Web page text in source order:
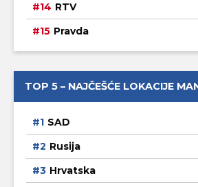
RTV
Pravda
TOP 5 – NAJČEŠĆE LOKACIJE
SAD
Rusija
Hrvatska